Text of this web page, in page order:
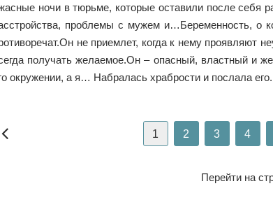
ночи в тюрьме, которые оставили после себя
проблемы с мужем и…Беременность, о
не приемлет, когда к нему проявляют
получать желаемое.Он – опасный, властный и
окружении, а я… Набралась храбрости и послала его.
1 2 3 4
Перейти на